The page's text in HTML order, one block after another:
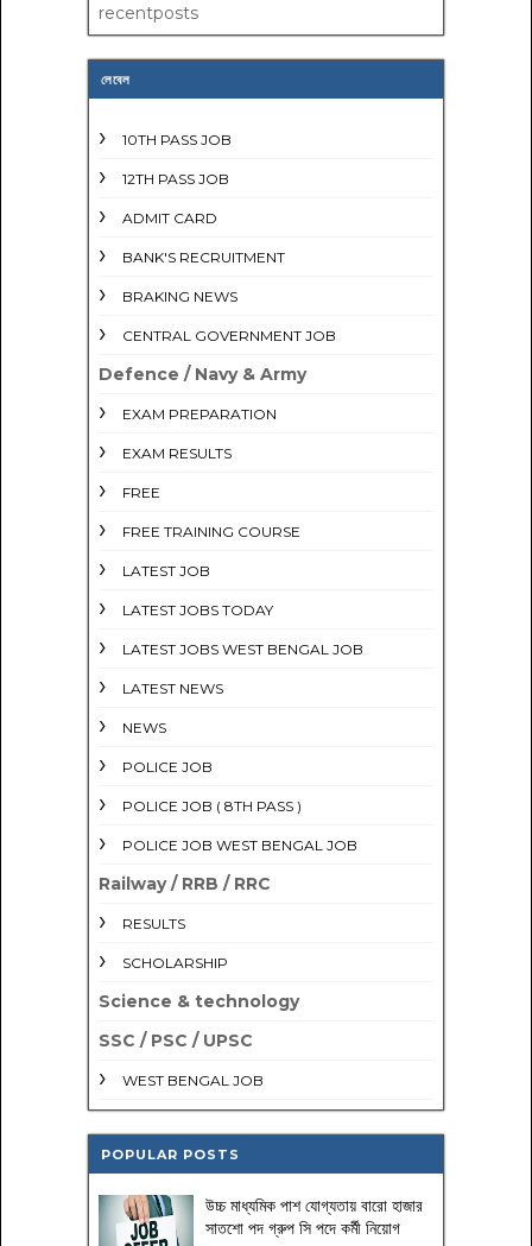
recentposts
লেবেল
10TH PASS JOB
12TH PASS JOB
ADMIT CARD
BANK'S RECRUITMENT
BRAKING NEWS
CENTRAL GOVERNMENT JOB
Defence / Navy & Army
EXAM PREPARATION
EXAM RESULTS
FREE
FREE TRAINING COURSE
LATEST JOB
LATEST JOBS TODAY
LATEST JOBS WEST BENGAL JOB
LATEST NEWS
NEWS
POLICE JOB
POLICE JOB ( 8TH PASS )
POLICE JOB WEST BENGAL JOB
Railway / RRB / RRC
RESULTS
SCHOLARSHIP
Science & technology
SSC / PSC / UPSC
WEST BENGAL JOB
POPULAR POSTS
উচ্চ মাধ্যমিক পাশ যোগ্যতায় বারো হাজার
সাতশো পদ গ্রুপ সি পদে কর্মী নিয়োগ